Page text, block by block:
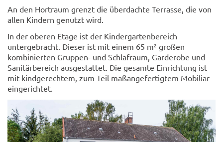
An den Hortraum grenzt die überdachte Terrasse, die von
allen Kindern genutzt wird.
In der oberen Etage ist der Kindergartenbereich
untergebracht. Dieser ist mit einem 65 m² großen
kombinierten Gruppen- und Schlafraum, Garderobe und
Sanitärbereich ausgestattet. Die gesamte Einrichtung ist
mit kindgerechtem, zum Teil maßangefertigtem Mobiliar
eingerichtet.